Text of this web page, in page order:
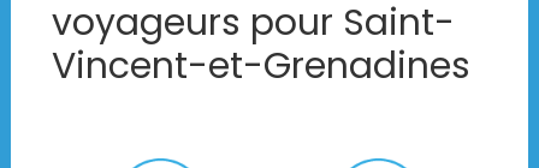
voyageurs pour Saint-
Vincent-et-Grenadines